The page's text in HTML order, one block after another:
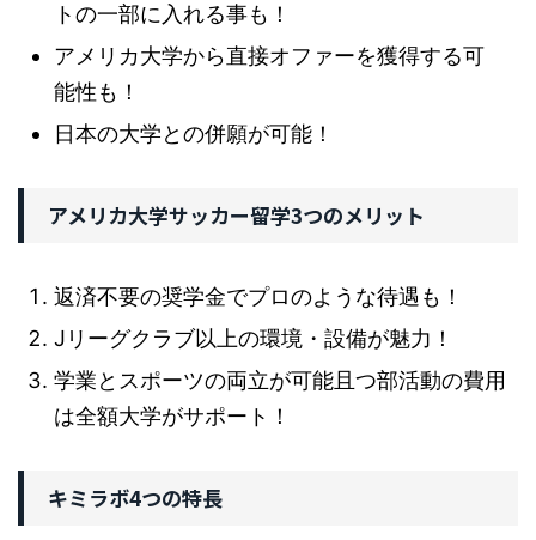
トの一部に入れる事も！
アメリカ大学から直接オファーを獲得する可
能性も！
日本の大学との併願が可能！
アメリカ大学サッカー留学3つのメリット
返済不要の奨学金でプロのような待遇も！
Jリーグクラブ以上の環境・設備が魅力！
学業とスポーツの両立が可能且つ部活動の費用
は全額大学がサポート！
キミラボ4つの特長